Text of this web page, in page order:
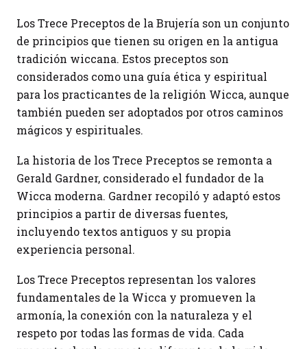
Los Trece Preceptos de la Brujería son un conjunto
de principios que tienen su origen en la antigua
tradición wiccana. Estos preceptos son
considerados como una guía ética y espiritual
para los practicantes de la religión Wicca, aunque
también pueden ser adoptados por otros caminos
mágicos y espirituales.
La historia de los Trece Preceptos se remonta a
Gerald Gardner, considerado el fundador de la
Wicca moderna. Gardner recopiló y adaptó estos
principios a partir de diversas fuentes,
incluyendo textos antiguos y su propia
experiencia personal.
Los Trece Preceptos representan los valores
fundamentales de la Wicca y promueven la
armonía, la conexión con la naturaleza y el
respeto por todas las formas de vida. Cada